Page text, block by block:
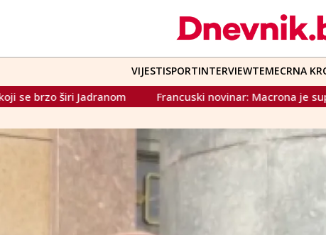
VIJESTISPORTINTERVIEWTEMECRNA
Francuski novinar: Macrona je supruga ošamarila zbog